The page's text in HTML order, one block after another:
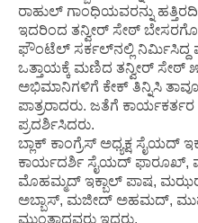
ರಾಹುಲ್ ಗಾಂಧಿಯವರನ್ನು
ಇದರಿಂದ ತನ್ವೀರ್ ಸೇಠ್
ಫೌಂಟೆಲ್ ಸರ್ಕಲ್‌ನಲ್ಲಿ ನಿರ್ಮಿಸಿದ್ದ
ಒತ್ತಾಯಕ್ಕೆ ಮಣಿದ ತನ್ವೀರ್ ಸೇಠ್
ಅಭಿಮಾನಿಗಳಿಗೆ ಕೇಕ್ ತಿನ್ನಿಸಿ
ಪಾತ್ರರಾದರು. ಜತೆಗೆ ಕಾರ್ಯಕರ್ತರ
ಪ್ರದರ್ಶಿಸಿದರು.
ಬ್ಲಾಕ್ ಕಾಂಗ್ರೆಸ್ ಅಧ್ಯಕ್ಷ ಸೈಯದ್
ಕಾರ್ಯದರ್ಶಿ ಸೈಯದ್ ಫಾರೂಖ್,
ಮೊಹಮ್ಮದ್ ಇಕ್ಬಾಲ್ ಪಾಷ,
ಅಬ್ಬಾಸ್, ಮಜೀದ್ ಅಹಮದ್,
ಮುಂತಾದವರು ಇದ್ದರು.